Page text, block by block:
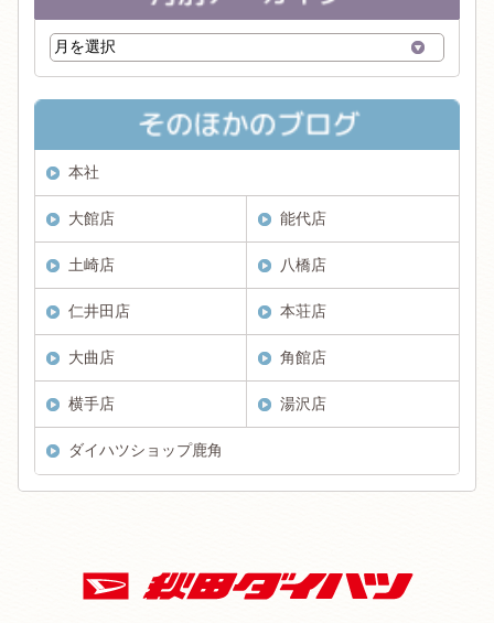
本社
大館店 能代店
土崎店 八橋店
仁井田店 本荘店
大曲店 角館店
横手店 湯沢店
ダイハツショップ鹿角